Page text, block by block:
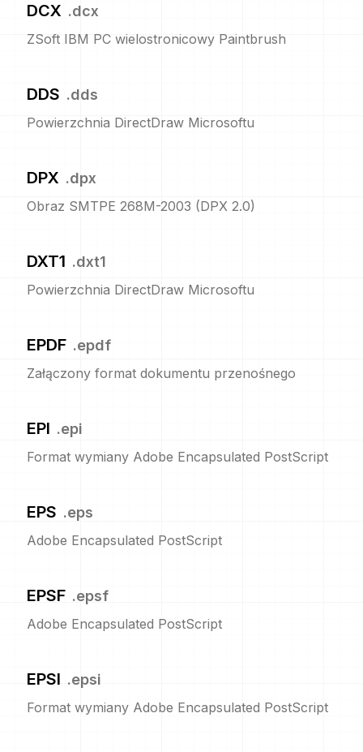
DCX .dcx
ZSoft IBM PC wielostronicowy Paintbrush
DDS .dds
Powierzchnia DirectDraw Microsoftu
DPX .dpx
Obraz SMTPE 268M-2003 (DPX 2.0)
DXT1 .dxt1
Powierzchnia DirectDraw Microsoftu
EPDF .epdf
Załączony format dokumentu przenośnego
EPI .epi
Format wymiany Adobe Encapsulated PostScript
EPS .eps
Adobe Encapsulated PostScript
EPSF .epsf
Adobe Encapsulated PostScript
EPSI .epsi
Format wymiany Adobe Encapsulated PostScript